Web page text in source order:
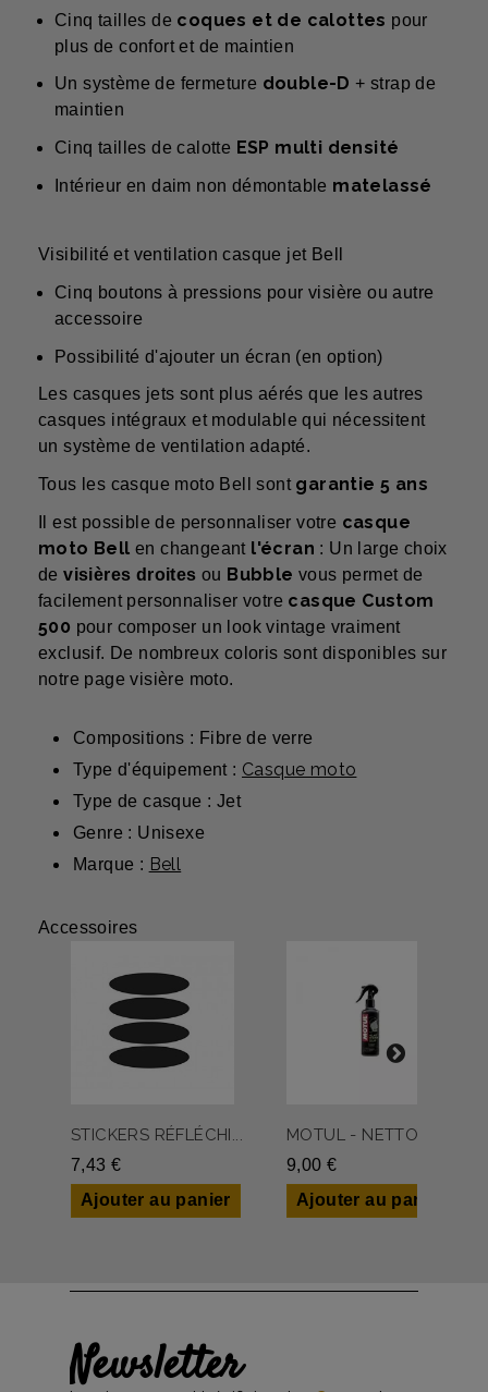
Cinq tailles de coques et de calottes pour
plus de confort et de maintien
Un système de fermeture double-D + strap de
maintien
Cinq tailles de calotte ESP multi densité
Intérieur en daim non démontable matelassé
Visibilité et ventilation casque jet Bell
Cinq boutons à pressions pour visière ou autre
accessoire
Possibilité d'ajouter un écran (en option)
Les casques jets sont plus aérés que les autres
casques intégraux et modulable qui nécessitent
un système de ventilation adapté.
Tous les casque moto Bell sont garantie 5 ans
Il est possible de personnaliser votre casque
moto Bell en changeant l'écran : Un large choix
de visières droites ou Bubble vous permet de
facilement personnaliser votre casque Custom
500 pour composer un look vintage vraiment
exclusif. De nombreux coloris sont disponibles sur
notre page visière moto.
Compositions : Fibre de verre
Type d'équipement : Casque moto
Type de casque : Jet
Genre : Unisexe
Marque : Bell
Accessoires
STICKERS RÉFLÉCHI...
7,43 €
Ajouter au panier
MOTUL - NETTOYANT...
9,00 €
Ajouter au panier
Newsletter